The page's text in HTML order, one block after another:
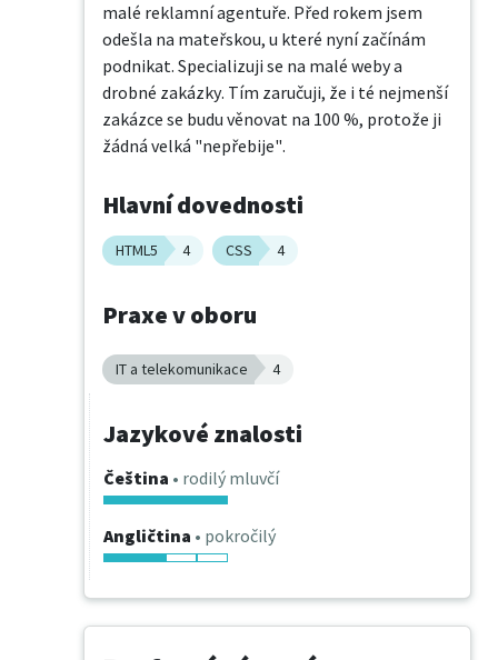
malé reklamní agentuře. Před rokem jsem
odešla na mateřskou, u které nyní začínám
podnikat. Specializuji se na malé weby a
drobné zakázky. Tím zaručuji, že i té nejmenší
zakázce se budu věnovat na 100 %, protože ji
žádná velká "nepřebije".
Hlavní dovednosti
HTML5 4 CSS 4
Praxe v oboru
IT a telekomunikace 4
Jazykové znalosti
Čeština • rodilý mluvčí
Angličtina • pokročilý